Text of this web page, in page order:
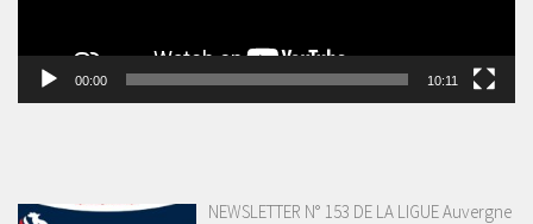
00:00 10:11
NEWSLETTER N° 153 DE LA LIGUE Auvergne